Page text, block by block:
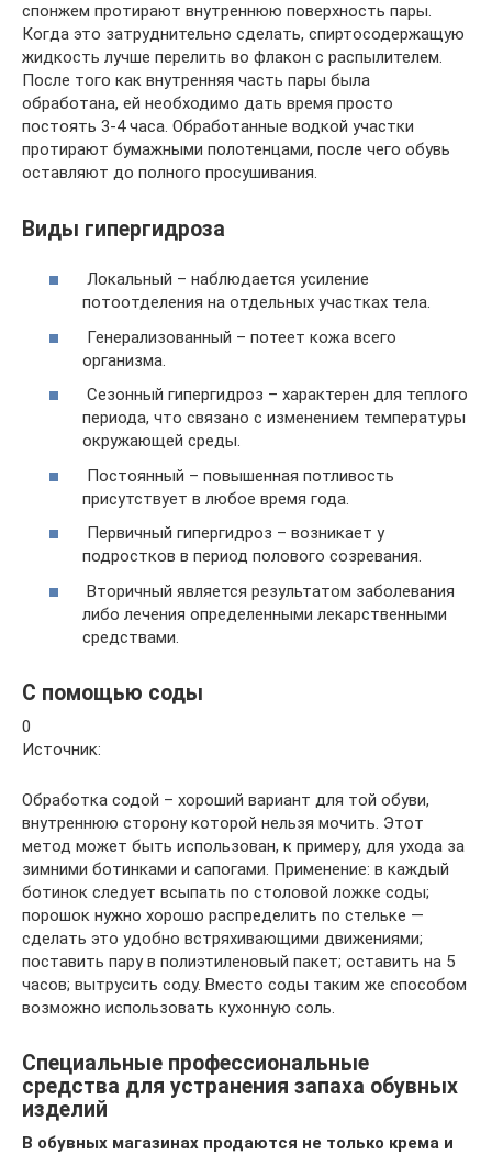
спонжем протирают внутреннюю поверхность пары.
Когда это затруднительно сделать, спиртосодержащую
жидкость лучше перелить во флакон с распылителем.
После того как внутренняя часть пары была
обработана, ей необходимо дать время просто
постоять 3-4 часа. Обработанные водкой участки
протирают бумажными полотенцами, после чего обувь
оставляют до полного просушивания.
Виды гипергидроза
Локальный – наблюдается усиление
потоотделения на отдельных участках тела.
Генерализованный – потеет кожа всего
организма.
Сезонный гипергидроз – характерен для теплого
периода, что связано с изменением температуры
окружающей среды.
Постоянный – повышенная потливость
присутствует в любое время года.
Первичный гипергидроз – возникает у
подростков в период полового созревания.
Вторичный является результатом заболевания
либо лечения определенными лекарственными
средствами.
С помощью соды
0
Источник:
Обработка содой – хороший вариант для той обуви,
внутреннюю сторону которой нельзя мочить. Этот
метод может быть использован, к примеру, для ухода за
зимними ботинками и сапогами. Применение: в каждый
ботинок следует всыпать по столовой ложке соды;
порошок нужно хорошо распределить по стельке —
сделать это удобно встряхивающими движениями;
поставить пару в полиэтиленовый пакет; оставить на 5
часов; вытрусить соду. Вместо соды таким же способом
возможно использовать кухонную соль.
Специальные профессиональные
средства для устранения запаха обувных
изделий
В обувных магазинах продаются не только крема и